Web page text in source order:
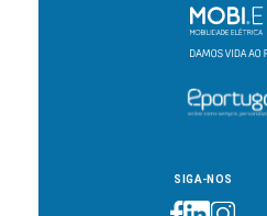
SIGA-NOS